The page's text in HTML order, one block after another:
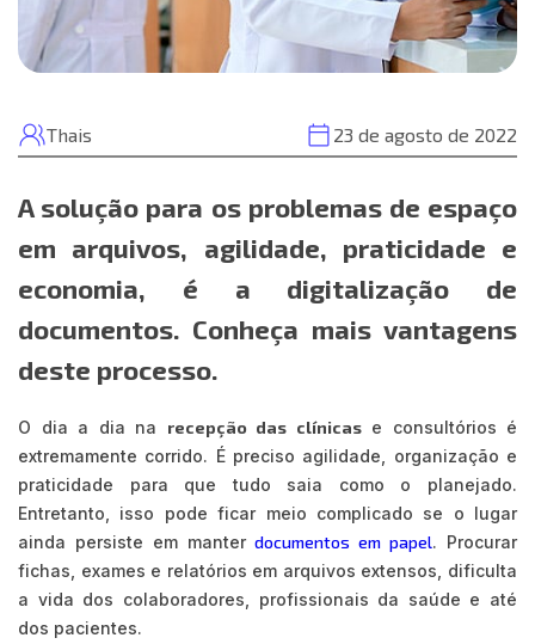
Thais 23 de agosto de 2022
A solução para os problemas de espaço
em arquivos, agilidade, praticidade e
economia, é a digitalização de
documentos. Conheça mais vantagens
deste processo.
O dia a dia na recepção das clínicase consultórios é
extremamente corrido. É preciso agilidade, organização e
praticidade para que tudo saia como o planejado.
Entretanto, isso pode ficar meio complicado se o lugar
ainda persiste em manterdocumentos em papel. Procurar
fichas, exames e relatórios em arquivos extensos, dificulta
a vida dos colaboradores, profissionais da saúde e até
dos pacientes.